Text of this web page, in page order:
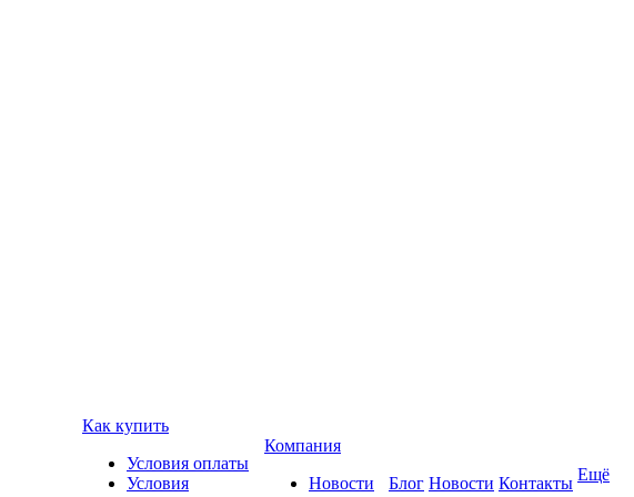
Как купить
Условия оплаты
Условия
Компания
Новости
Блог Новости Контакты Ещё